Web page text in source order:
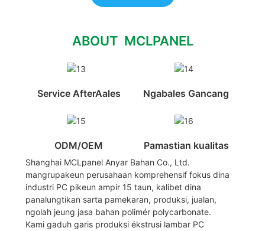
ABOUT MCLPANEL
Service AfterAales Ngabales Gancang
ODM/OEM Pamastian kualitas
Shanghai MCLpanel Anyar Bahan Co., Ltd.
mangrupakeun perusahaan komprehensif fokus dina
industri PC pikeun ampir 15 taun, kalibet dina
panalungtikan sarta pamekaran, produksi, jualan,
ngolah jeung jasa bahan polimér polycarbonate.
Kami gaduh garis produksi ékstrusi lambar PC